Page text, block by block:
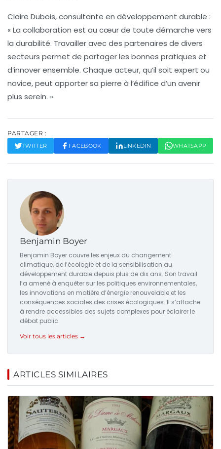
Claire Dubois, consultante en développement durable :
« La collaboration est au cœur de toute démarche vers
la durabilité. Travailler avec des partenaires de divers
secteurs permet de partager les bonnes pratiques et
d’innover ensemble. Chaque acteur, qu’il soit expert ou
novice, peut apporter sa pierre à l’édifice d’un avenir
plus serein. »
PARTAGER :
TWITTER FACEBOOK LINKEDIN WHATSAPP
Benjamin Boyer
Benjamin Boyer couvre les enjeux du changement
climatique, de l’écologie et de la sensibilisation au
développement durable depuis plus de dix ans. Son travail
l’a amené à enquêter sur les politiques environnementales,
les innovations en matière d’énergie renouvelable et les
conséquences sociales des crises écologiques. Il s’attache
à rendre accessibles des sujets complexes pour éclairer le
débat public.
Voir tous les articles →
ARTICLES SIMILAIRES